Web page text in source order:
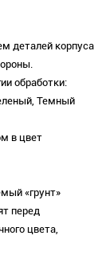
деталей корпуса
обработки:
Темный
в цвет
«грунт»
перед
цвета,